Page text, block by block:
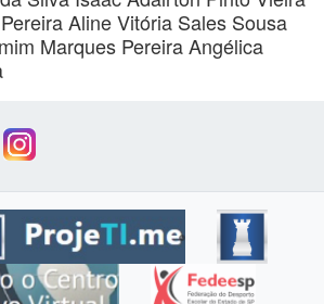
Aline Vitória Sales Sousa
Marques PereiraAngélica